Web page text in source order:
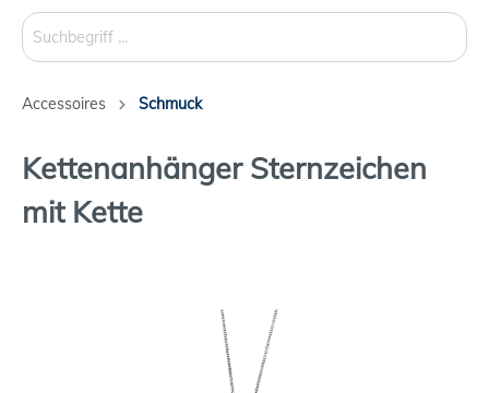
Accessoires Schmuck
Kettenanhänger Sternzeichen
mit Kette